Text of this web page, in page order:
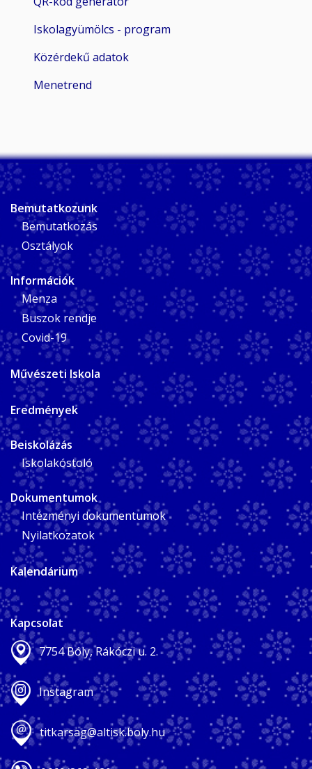
Iskolagyümölcs - program
Közérdekű adatok
Menetrend
Bemutatkozunk
Bemutatkozás
Osztályok
Információk
Menza
Buszok rendje
Covid-19
Művészeti Iskola
Eredmények
Beiskolázás
Iskolakóstoló
Dokumentumok
Intézményi dokumentumok
Nyilatkozatok
Kalendárium
Kapcsolat
7754 Bóly, Rákóczi u. 2.
Instagram
titkarsag@altisk.boly.hu